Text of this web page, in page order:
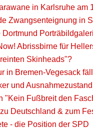
in Karlsruhe am
Zwangsenteignung in
Dortmund
Abrissbirne für
Skinheads"?
in Bremen-Vegesack
und
"Kein Fußbreit den
Deutschland & zum
- die Position der SPD